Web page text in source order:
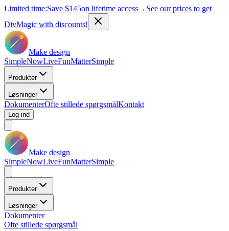
Limited time:Save $145on lifetime access→ See our prices to get
DivMagic with discounts!
Make design
SimpleNowLiveFunMatterSimple
Produkter
Løsninger
DokumenterOfte stillede spørgsmålKontakt
Log ind
Make design
SimpleNowLiveFunMatterSimple
Produkter
Løsninger
Dokumenter
Ofte stillede spørgsmål